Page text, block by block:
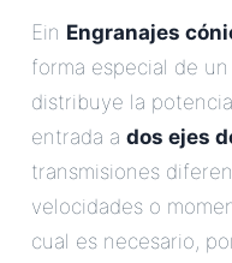
Ein Engranajes
forma especial de
distribuye la
entrada a dos ejes
transmisiones
velocidades o
cual es necesario,